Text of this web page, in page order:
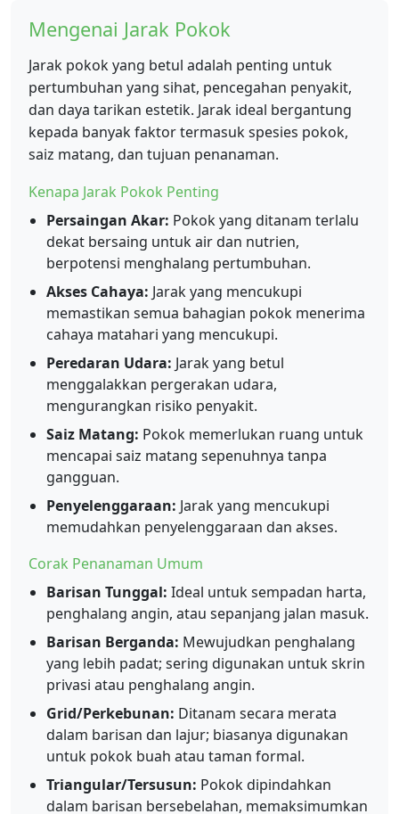
Mengenai Jarak Pokok
Jarak pokok yang betul adalah penting untuk
pertumbuhan yang sihat, pencegahan penyakit,
dan daya tarikan estetik. Jarak ideal bergantung
kepada banyak faktor termasuk spesies pokok,
saiz matang, dan tujuan penanaman.
Kenapa Jarak Pokok Penting
Persaingan Akar: Pokok yang ditanam terlalu
dekat bersaing untuk air dan nutrien,
berpotensi menghalang pertumbuhan.
Akses Cahaya: Jarak yang mencukupi
memastikan semua bahagian pokok menerima
cahaya matahari yang mencukupi.
Peredaran Udara: Jarak yang betul
menggalakkan pergerakan udara,
mengurangkan risiko penyakit.
Saiz Matang: Pokok memerlukan ruang untuk
mencapai saiz matang sepenuhnya tanpa
gangguan.
Penyelenggaraan: Jarak yang mencukupi
memudahkan penyelenggaraan dan akses.
Corak Penanaman Umum
Barisan Tunggal: Ideal untuk sempadan harta,
penghalang angin, atau sepanjang jalan masuk.
Barisan Berganda: Mewujudkan penghalang
yang lebih padat; sering digunakan untuk skrin
privasi atau penghalang angin.
Grid/Perkebunan: Ditanam secara merata
dalam barisan dan lajur; biasanya digunakan
untuk pokok buah atau taman formal.
Triangular/Tersusun: Pokok dipindahkan
dalam barisan bersebelahan, memaksimumkan